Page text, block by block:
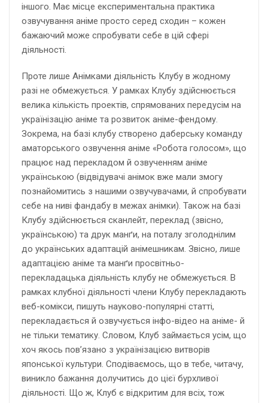
іншого. Має місце експериментальна практика
озвучування аніме просто серед сходин – кожен
бажаючий може спробувати себе в цій сфері
діяльності.
Проте лише Анімками діяльність Клубу в жодному
разі не обмежується. У рамках Клубу здійснюється
велика кількість проектів, спрямованих передусім на
українізацію аніме та розвиток аніме-фендому.
Зокрема, на базі клубу створено даберську команду
аматорського озвучення аніме «Робота голосом», що
працює над перекладом й озвученням аніме
українською (відвідувачі анімок вже мали змогу
познайомитись з нашими озвучувачами, й спробувати
себе на ниві фандабу в межах анімки). Також на базі
Клубу здійснюється сканлейт, переклад (звісно,
українською) та друк манґи, на поталу зголоднілим
до українських адаптацій анімешникам. Звісно, лише
адаптацією аніме та манґи просвітньо-
перекладацька діяльність клубу не обмежується. В
рамках клубної діяльності члени Клубу перекладають
веб-комікси, пишуть науково-популярні статті,
перекладається й озвучується інфо-відео на аніме- й
не тільки тематику. Словом, Клуб займається усім, що
хоч якось пов’язано з українізацією витворів
японської культури. Сподіваємось, що в тебе, читачу,
виникло бажання долучитись до цієї бурхливої
діяльності. Що ж, Клуб є відкритим для всіх, тож